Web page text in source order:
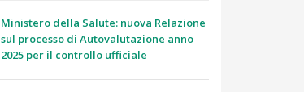
Ministero della Salute: nuova Relazione
sul processo di Autovalutazione anno
2025 per il controllo ufficiale